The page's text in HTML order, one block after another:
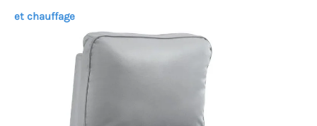
et chauffage